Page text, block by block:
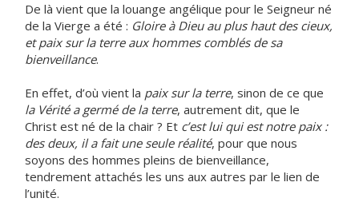
De là vient que la louange angélique pour le Seigneur né
de la Vierge a été : Gloire à Dieu au plus haut des cieux,
et paix sur la terre aux hommes comblés de sa
bienveillance.
En effet, d’où vient la paix sur la terre, sinon de ce que
la Véritéa germé de la terre, autrement dit, que le
Christ est né de la chair ? Et c’est lui qui est notre paix :
des deux, il a fait une seule réalité, pour que nous
soyons des hommes pleins de bienveillance,
tendrement attachés les uns aux autres par le lien de
l’unité.